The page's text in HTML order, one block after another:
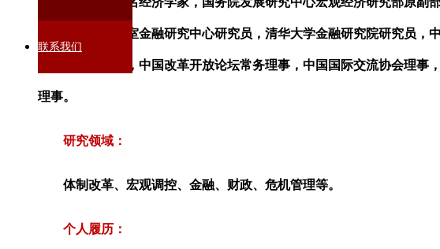
联系我们
员，国务院参事室金融研究中心研究员，清华大学金融研究院研究员，
理学院兼职教授，中国改革开放论坛常务理事，中国国际交流协会理事
理事。
研究领域：
体制改革、宏观调控、金融、财政、危机管理等。
个人履历：